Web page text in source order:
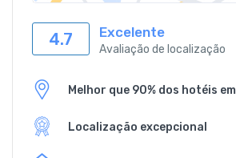
4.7 Excelente
Avaliação de localização
Melhor que 90% dos hotéis em
Localização excepcional